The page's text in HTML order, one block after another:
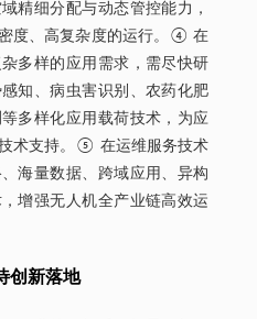
精细分配与动态管控能力，
度、高复杂度的运行。④ 在
多样的应用需求，需尽快研
知、病虫害识别、农药化肥
多样化应用载荷技术，为应
术支持。⑤ 在运维服务技术
海量数据、跨域应用、异构
增强无人机全产业链高效运
创新落地